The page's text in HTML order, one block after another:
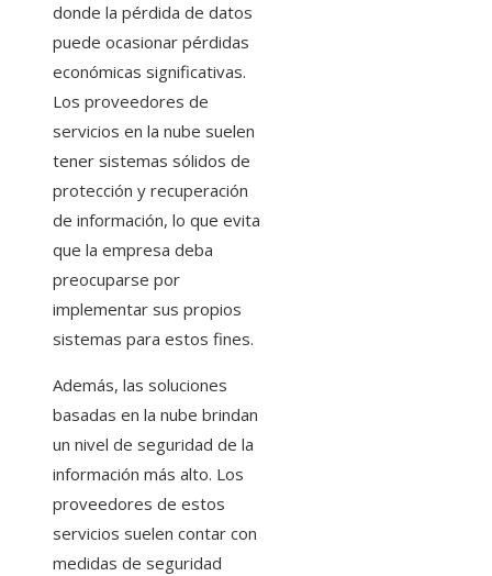
donde la pérdida de datos
puede ocasionar pérdidas
económicas significativas.
Los proveedores de
servicios en la nube suelen
tener sistemas sólidos de
protección y recuperación
de información, lo que evita
que la empresa deba
preocuparse por
implementar sus propios
sistemas para estos fines.
Además, las soluciones
basadas en la nube brindan
un nivel de seguridad de la
información más alto. Los
proveedores de estos
servicios suelen contar con
medidas de seguridad